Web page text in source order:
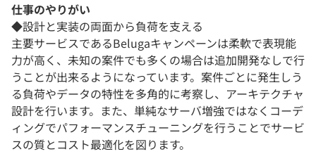
仕事のやりがい
◆設計と実装の両面から負荷を支える
主要サービスであるBelugaキャンペーンは柔軟で表現能
力が高く、未知の案件でも多くの場合は追加開発なしで行
うことが出来るようになっています。案件ごとに発生しう
る負荷やデータの特性を多角的に考察し、アーキテクチャ
設計を行います。また、単純なサーバ増強ではなくコーデ
ィングでパフォーマンスチューニングを行うことでサービ
スの質とコスト最適化を図ります。